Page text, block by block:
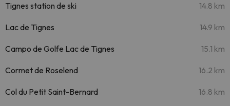
Tignes station de ski 14.8 km
Lac de Tignes 14.9 km
Campo de Golfe Lac de Tignes 15.1 km
Cormet de Roselend 16.2 km
Col du Petit Saint-Bernard 16.8 km